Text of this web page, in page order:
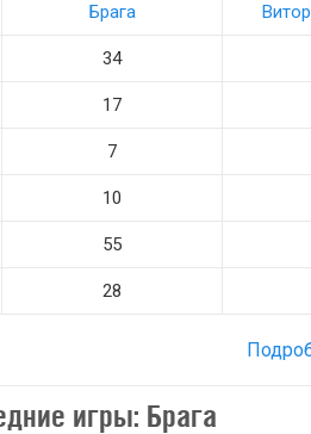
Брага
34
17
7
10
55
28
игры: Брага